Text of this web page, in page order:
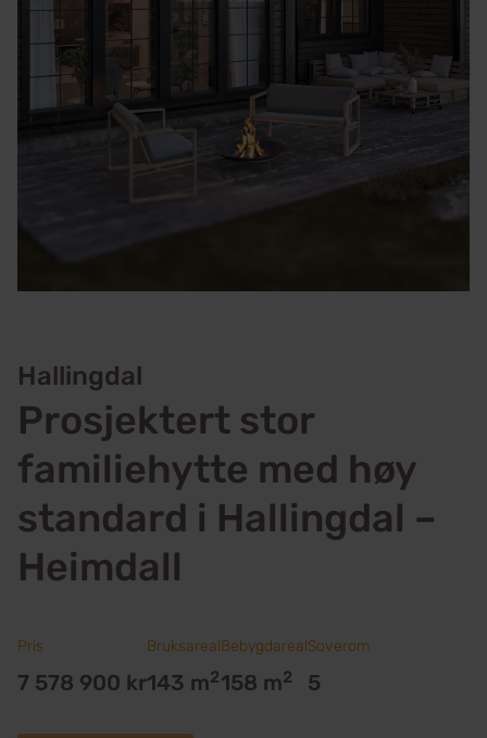
Hallingdal
Prosjektert stor
familiehytte med høy
standard i Hallingdal –
Heimdall
Pris
7 578 900 kr
Bruksareal
143 m2
Bebygdareal
158 m2
Soverom
5